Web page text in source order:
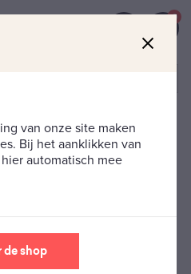
0
Comic Book 360
van onze site maken
Bij het aanklikken van
automatisch mee
de shop